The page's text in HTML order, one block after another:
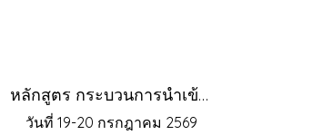
หลักสูตร กระบวนการนำเข้า-ส่งออก ภาษีศุลกากร และข้อตกลงการค้าระหว่างประเทศ (อบรม 2 วัน) (ฉบับ Update ล่าสุด)
วันที่ 19-20 กรกฎาคม 2569